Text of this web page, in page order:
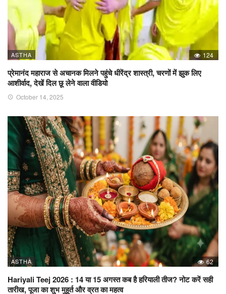
ASTHA 124
प्रेमानंद महाराज से अचानक मिलने पहुंचे धीरेंद्र शास्त्री, चरणों में झुक लिए
आशीर्वाद, देखें दिल छू लेने वाला वीडियो
October 14, 2025
ASTHA 62
Hariyali Teej 2026 : 14 या 15 अगस्त कब है हरियाली तीज? नोट करें सही
तारीख, पूजा का शुभ मुहूर्त और व्रत का महत्व